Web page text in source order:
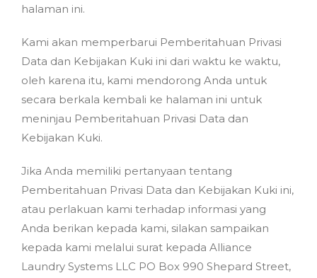
halaman ini.
Kami akan memperbarui Pemberitahuan Privasi
Data dan Kebijakan Kuki ini dari waktu ke waktu,
oleh karena itu, kami mendorong Anda untuk
secara berkala kembali ke halaman ini untuk
meninjau Pemberitahuan Privasi Data dan
Kebijakan Kuki.
Jika Anda memiliki pertanyaan tentang
Pemberitahuan Privasi Data dan Kebijakan Kuki ini,
atau perlakuan kami terhadap informasi yang
Anda berikan kepada kami, silakan sampaikan
kepada kami melalui surat kepada Alliance
Laundry Systems LLC PO Box 990 Shepard Street,